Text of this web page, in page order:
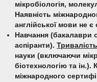
мікробіологія,
Наявність
англійської мови не
Навчання (бакалаври
аспіранти).
науки (включаючи
біотехнологію та ін.).
міжнародного